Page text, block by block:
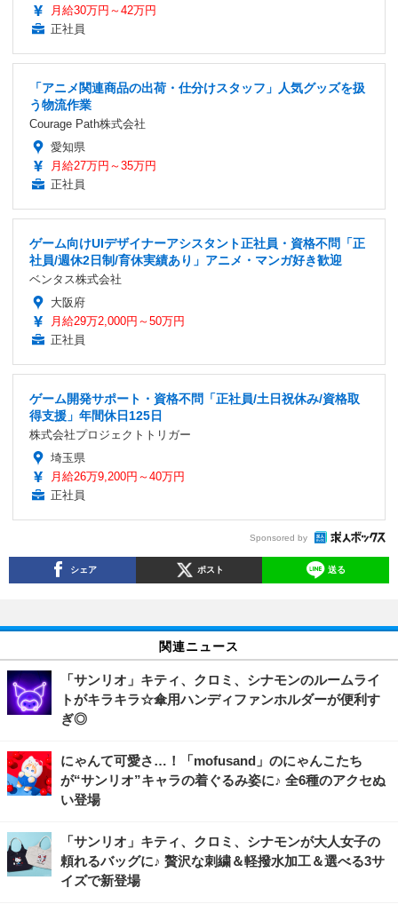
月給30万円～42万円
正社員
「アニメ関連商品の出荷・仕分けスタッフ」人気グッズを扱
う物流作業
Courage Path株式会社
愛知県
月給27万円～35万円
正社員
ゲーム向けUIデザイナーアシスタント正社員・資格不問「正
社員/週休2日制/育休実績あり」アニメ・マンガ好き歓迎
ベンタス株式会社
大阪府
月給29万2,000円～50万円
正社員
ゲーム開発サポート・資格不問「正社員/土日祝休み/資格取
得支援」年間休日125日
株式会社プロジェクトトリガー
埼玉県
月給26万9,200円～40万円
正社員
Sponsored by
シェア ポスト 送る
関連ニュース
「サンリオ」キティ、クロミ、シナモンのルームライ
トがキラキラ☆傘用ハンディファンホルダーが便利す
ぎ◎
にゃんて可愛さ…！「mofusand」のにゃんこたち
が“サンリオ”キャラの着ぐるみ姿に♪ 全6種のアクセぬ
い登場
「サンリオ」キティ、クロミ、シナモンが大人女子の
頼れるバッグに♪ 贅沢な刺繍＆軽撥水加工＆選べる3サ
イズで新登場